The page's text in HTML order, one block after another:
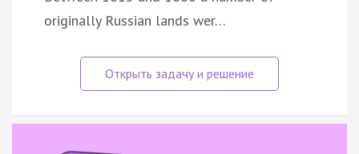
originally Russian lands wer…